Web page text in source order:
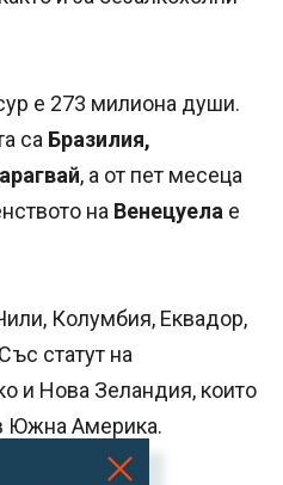
е 273 милиона души.
са Бразилия,
, а от пет месеца
на Венецуела е
Колумбия, Еквадор,
статут на
и Нова Зеландия, които
Южна Америка.